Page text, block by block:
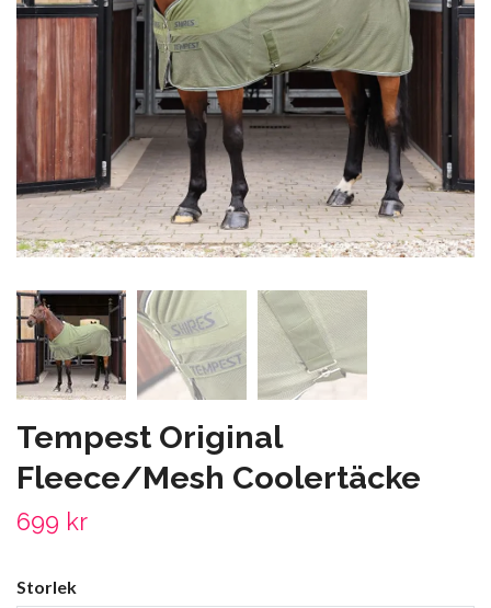
Tempest Original
Fleece/Mesh Coolertäcke
699 kr
Storlek